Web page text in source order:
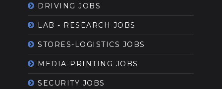
DRIVING JOBS
LAB - RESEARCH JOBS
STORES-LOGISTICS JOBS
MEDIA-PRINTING JOBS
SECURITY JOBS